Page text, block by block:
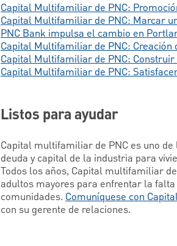
Capital Multifamiliar de PNC:
Capital Multifamiliar de PNC: Marcar
PNC Bank impulsa el cambio en
Capital Multifamiliar de PNC:
Capital Multifamiliar de PNC:
Capital Multifamiliar de PNC:
Listos para ayudar
Capital multifamiliar de PNC es uno
deuda y capital de la industria para
Todos los años, Capital multifamiliar
adultos mayores para enfrentar la
comunidades. Comuníquese con
con su gerente de relaciones.